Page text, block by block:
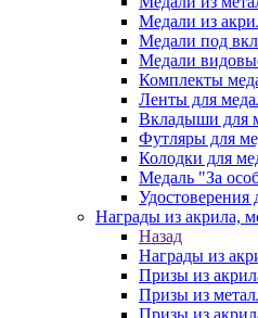
Медали из
Медали под
Медали
Комплекты
Ленты для
Вкладыши для
Футляры для
Колодки для
Медаль "За
Удостоверения
Награды из акрила,
Назад
Награды из
Призы из
Призы из
Призы из